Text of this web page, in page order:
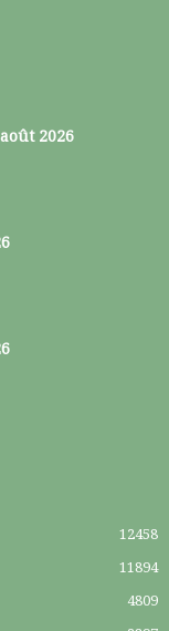
2026
12458
11894
4809